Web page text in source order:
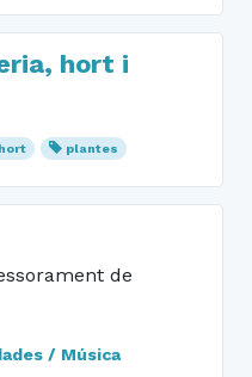
hort i
hort plantes
de
/ Música